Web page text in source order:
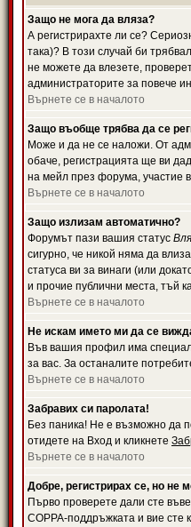
Защо не мога да вляза?
А регистрирахте ли се?
така)? В този случай би
не можете да влезете,
администраторите за повече
Върнете се в началото
Защо въобще трябва да се
Може и да не се наложи. От
обаче, регистрацията ще ви
на мейл през форума, участие
Върнете се в началото
Защо излизам автоматично?
Форумът пази вашия статус
сигурно, че никой няма да
статуса ви за винаги (или
и прочие публични места, тъй
Върнете се в началото
Не искам името ми да се
Във вашия профил има
за вас. За останалите
Върнете се в началото
Забравих си паролата!
Без паника! Не е възможно да
отидете на Вход и кликнете
Върнете се в началото
Добре, регистрирах се, но не
Първо проверете дали сте
COPPA-поддръжката и вие сте